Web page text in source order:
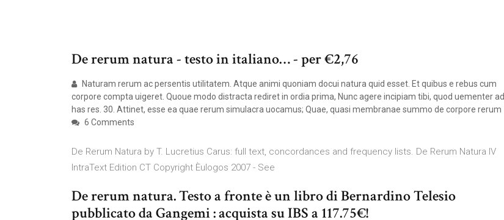
De rerum natura - testo in italiano… - per €2,76
Naturam rerum ac persentis utilitatem. Atque animi quoniam docui natura quid esset. Et quibus e rebus cum
corpore compta uigeret. Quoue modo distracta rediret in ordia prima, Nunc agere incipiam tibi, quod uementer ad
has res. 30. Attinet, esse ea quae rerum simulacra uocamus; Quae, quasi membranae summo de corpore rerum
6 Comments
De Rerum Natura by T. Lucretius Carus: full text, concordances and frequency lists. De Rerum Natura IV
IntraText Edition CT Copyright Èulogos 2007 - See
De rerum natura. Testo a fronte è un libro di Bernardino Telesio
pubblicato da Gangemi : acquista su IBS a 117.75€!